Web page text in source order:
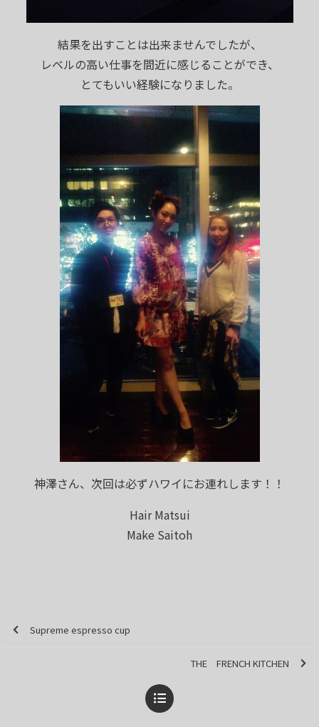
結果を出すことは出来ませんでしたが、
レベルの高い仕事を間近に感じることができ、
とてもいい経験になりました。
神澤さん、次回は必ずハワイにお連れします！！
Hair Matsui
Make Saitoh
Supreme espresso cup
THE FRENCH KITCHEN